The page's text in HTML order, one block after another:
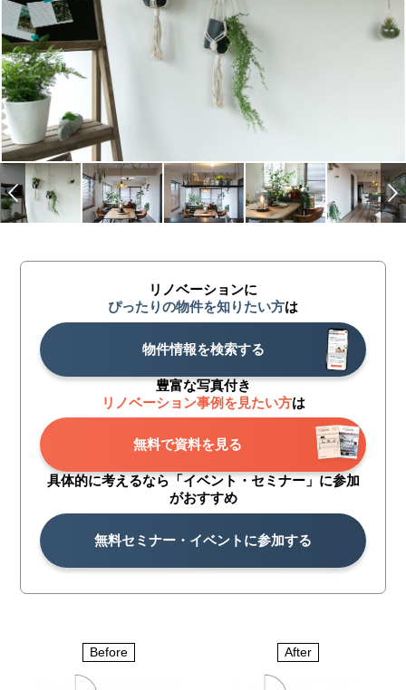
リノベーションに
ぴったりの物件を知りたい方は
物件情報を検索する
豊富な写真付き
リノベーション事例を見たい方は
無料で資料を見る
具体的に考えるなら「イベント・セミナー」に参加
がおすすめ
無料セミナー・イベントに参加する
Before After